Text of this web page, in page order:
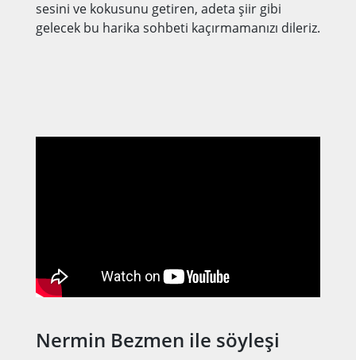
sesini ve kokusunu getiren, adeta şiir gibi
gelecek bu harika sohbeti kaçırmamanızı dileriz.
Nermin Bezmen ile söyleşi